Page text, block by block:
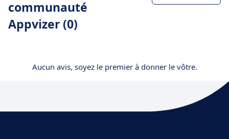
communauté
Appvizer (0)
Aucun avis, soyez le premier à donner le vôtre.